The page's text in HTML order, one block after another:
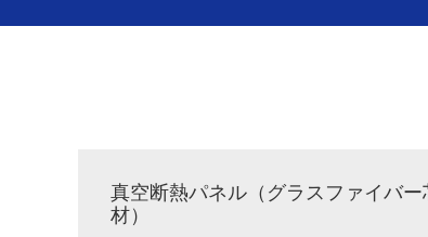
真空断熱パネル（グラスファイバー
材）